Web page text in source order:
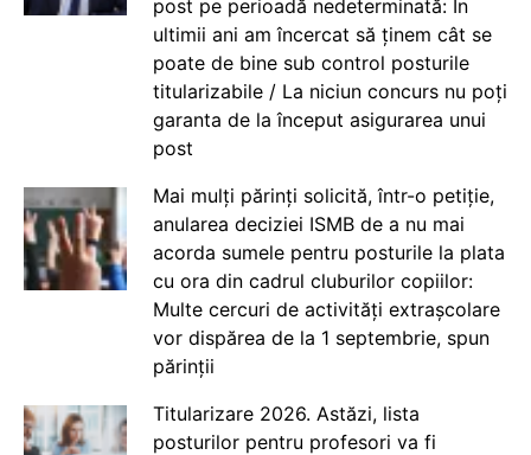
post pe perioadă nedeterminată: În
ultimii ani am încercat să ținem cât se
poate de bine sub control posturile
titularizabile / La niciun concurs nu poți
garanta de la început asigurarea unui
post
Mai mulți părinți solicită, într-o petiție,
anularea deciziei ISMB de a nu mai
acorda sumele pentru posturile la plata
cu ora din cadrul cluburilor copiilor:
Multe cercuri de activități extrașcolare
vor dispărea de la 1 septembrie, spun
părinții
Titularizare 2026. Astăzi, lista
posturilor pentru profesori va fi